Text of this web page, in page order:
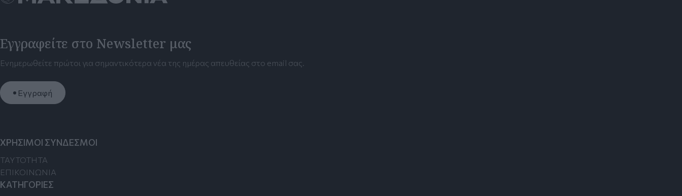
Εγγραφείτε στο Newsletter μας
Ενημερωθείτε πρώτοι για σημαντικότερα νέα της ημέρας απευθείας στο email σας.
Εγγραφή
ΧΡΗΣΙΜΟΙ ΣΥΝΔΕΣΜΟΙ
TAYTOTHTA
ΕΠΙΚΟΙΝΩΝΙΑ
ΚΑΤΗΓΟΡΙΕΣ